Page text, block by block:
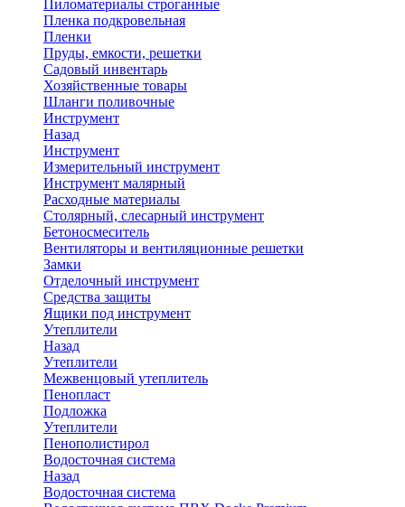
Пиломатериалы строганные
Пленка подкровельная
Пленки
Пруды, емкости, решетки
Садовый инвентарь
Хозяйственные товары
Шланги поливочные
Инструмент
Назад
Инструмент
Измерительный инструмент
Инструмент малярный
Расходные материалы
Столярный, слесарный инструмент
Бетоносмеситель
Вентиляторы и вентиляционные решетки
Замки
Отделочный инструмент
Средства защиты
Ящики под инструмент
Утеплители
Назад
Утеплители
Межвенцовый утеплитель
Пенопласт
Подложка
Утеплители
Пенополистирол
Водосточная система
Назад
Водосточная система